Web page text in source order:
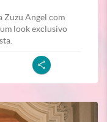
Zuzu Angel com
look exclusivo